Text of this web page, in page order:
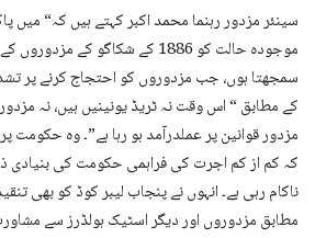
سینئر مزدور رہنما محمد اکبر کہتے ہیں کہ“ میں
موجودہ حالت کو 1886 کے شکاگو کے
سمجھتا ہوں، جب مزدوروں کو احتجاج کرنے پر تشدد
کے مطابق “ اس وقت نہ ٹریڈ یونینیں ہیں، نہ
مزدور قوانین پر عملدرآمد ہو رہا ہے”۔ وہ حکومت
کہ کم از کم اجرت کی فراہمی حکومت کی بنیادی
ناکام رہی ہے۔ انہوں نے پنجاب لیبر کوڈ کو بھی
مطابق مزدوروں اور دیگر اسٹیک ہولڈرز سے